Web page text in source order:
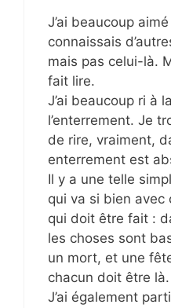
J’ai beaucoup
connaissais
mais pas celui-là.
fait lire.
J’ai beaucoup ri à
l’enterrement. Je
de rire, vraiment,
enterrement est
Il y a une telle
qui va si bien
qui doit être fait :
les choses sont
un mort, et une
chacun doit être là.
J’ai également